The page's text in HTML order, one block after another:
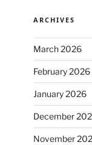
ARCHIVES
March 2026
February 2026
January 2026
December
November